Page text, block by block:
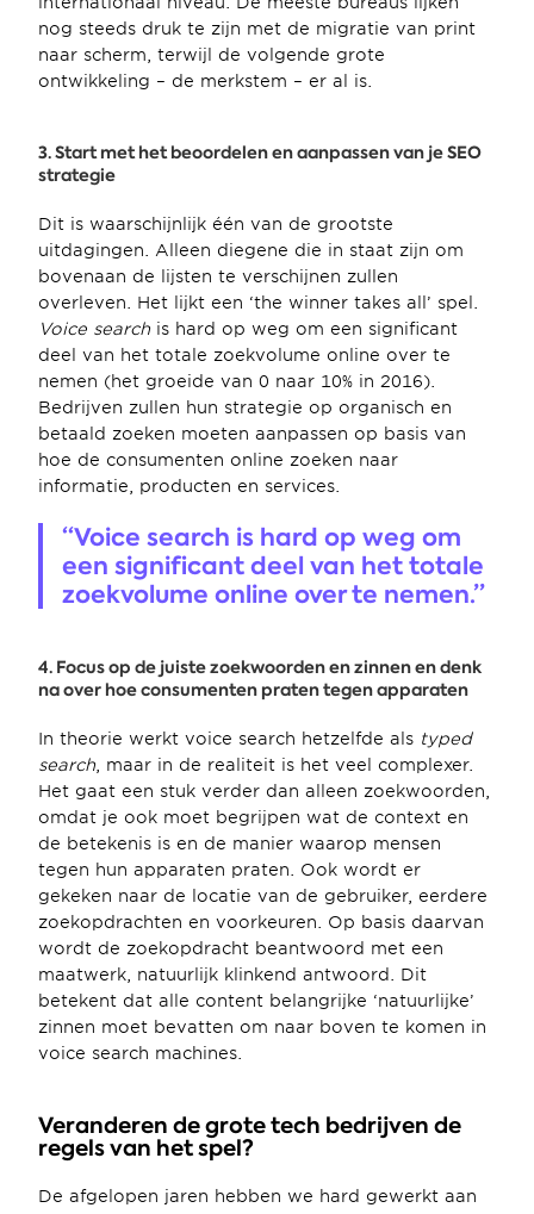
nog steeds druk te zijn met de migratie van print
naar scherm, terwijl de volgende grote
ontwikkeling – de merkstem – er al is.
3. Start met het beoordelen en aanpassen van je SEO
strategie
Dit is waarschijnlijk één van de grootste
uitdagingen. Alleen diegene die in staat zijn om
bovenaan de lijsten te verschijnen zullen
Voice search is hard op weg om een significant
deel van het totale zoekvolume online over te
nemen (het groeide van 0 naar 10% in 2016).
Bedrijven zullen hun strategie op organisch en
betaald zoeken moeten aanpassen op basis van
hoe de consumenten online zoeken naar
informatie, producten en services.
“Voice search is hard op weg om
een significant deel van het totale
zoekvolume online over te nemen.”
4. Focus op de juiste zoekwoorden en zinnen en denk
na over hoe consumenten praten tegen apparaten
In theorie werkt voice search hetzelfde als typed
search , maar in de realiteit is het veel complexer.
Het gaat een stuk verder dan alleen zoekwoorden,
omdat je ook moet begrijpen wat de context en
de betekenis is en de manier waarop mensen
tegen hun apparaten praten. Ook wordt er
gekeken naar de locatie van de gebruiker, eerdere
zoekopdrachten en voorkeuren. Op basis daarvan
wordt de zoekopdracht beantwoord met een
maatwerk, natuurlijk klinkend antwoord. Dit
betekent dat alle content belangrijke ‘natuurlijke’
zinnen moet bevatten om naar boven te komen in
voice search machines.
Veranderen de grote tech bedrijven de
regels van het spel?
De afgelopen jaren hebben we hard gewerkt aan